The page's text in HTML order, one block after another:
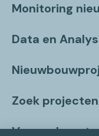
Monitoring
Data en
Zoek projecten
Vragen